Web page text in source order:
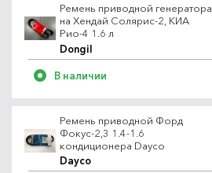
Ремень приводной генератора
на Хендай Солярис-2, КИА
Рио-4 1.6 л
Dongil
В наличии
Ремень приводной Форд
Фокус-2,3 1.4-1.6
кондиционера Dayco
Dayco